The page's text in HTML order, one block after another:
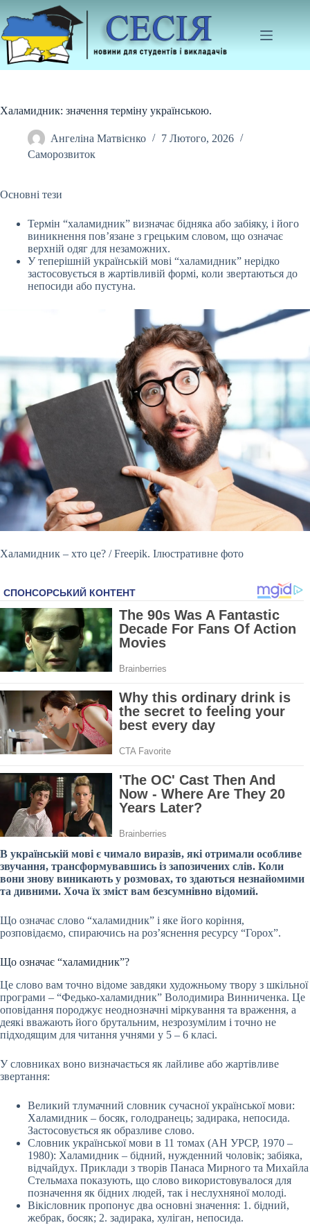
до
вмісту
Халамидник: значення терміну українською.
Ангеліна Матвієнко
7 Лютого, 2026
Саморозвиток
Основні тези
Термін “халамидник” визначає бідняка або забіяку, і його
виникнення пов’язане з грецьким словом, що означає
верхній одяг для незаможних.
У теперішній українській мові “халамидник” нерідко
застосовується в жартівливій формі, коли звертаються до
непосиди або пустуна.
Халамидник – хто це? / Freepik. Ілюстративне фото
В українській мові є чимало виразів, які отримали особливе
звучання, трансформувавшись із запозичених слів. Коли
вони знову виникають у розмовах, то здаються незнайомими
та дивними. Хоча їх зміст вам безсумнівно відомий.
Що означає слово “халамидник” і яке його коріння,
розповідаємо, спираючись на роз’яснення ресурсу “Горох”.
Що означає “халамидник”?
Це слово вам точно відоме завдяки художньому твору з шкільної
програми – “Федько-халамидник” Володимира Винниченка. Це
оповідання породжує неоднозначні міркування та враження, а
деякі вважають його брутальним, незрозумілим і точно не
підходящим для читання учнями у 5 – 6 класі.
У словниках воно визначається як лайливе або жартівливе
звертання:
Великий тлумачний словник сучасної української мови:
Халамидник – босяк, голодранець; задирака, непосида.
Застосовується як образливе слово.
Словник української мови в 11 томах (АН УРСР, 1970 –
1980): Халамидник – бідний, нужденний чоловік; забіяка,
відчайдух. Приклади з творів Панаса Мирного та Михайла
Стельмаха показують, що слово використовувалося для
позначення як бідних людей, так і неслухняної молоді.
Вікісловник пропонує два основні значення: 1. бідний,
жебрак, босяк; 2. задирака, хуліган, непосида.